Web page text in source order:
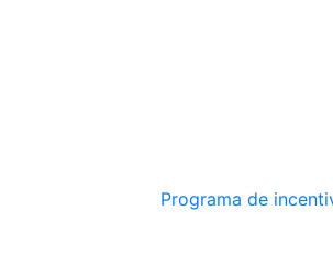
Programa de